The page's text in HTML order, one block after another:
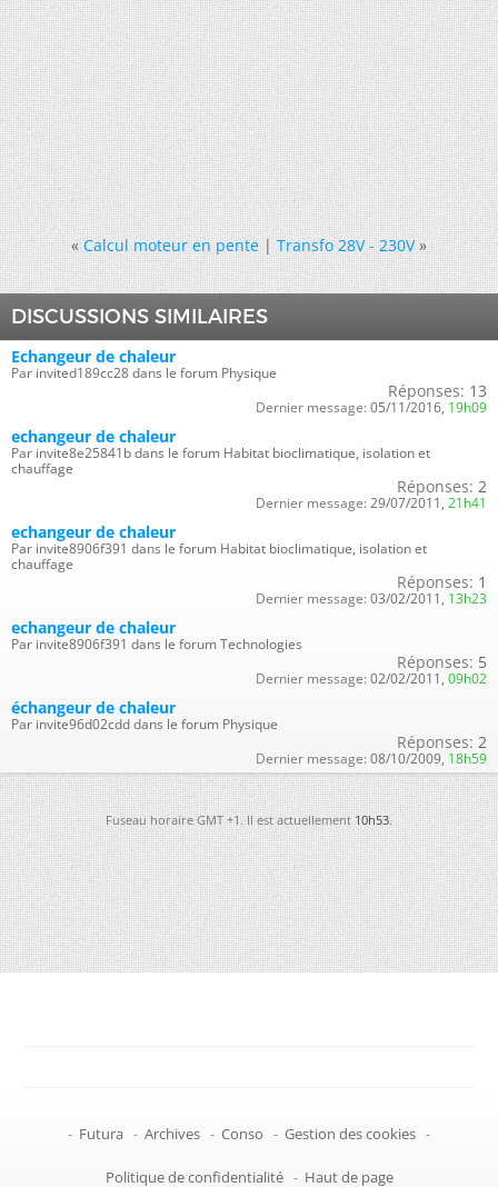
« Calcul moteur en pente|Transfo 28V - 230V »
DISCUSSIONS SIMILAIRES
Echangeur de chaleur
Par invited189cc28 dans le forum Physique
Réponses: 13
Dernier message: 05/11/2016, 19h09
echangeur de chaleur
Par invite8e25841b dans le forum Habitat bioclimatique, isolation et
chauffage
Réponses: 2
Dernier message: 29/07/2011, 21h41
echangeur de chaleur
Par invite8906f391 dans le forum Habitat bioclimatique, isolation et
chauffage
Réponses: 1
Dernier message: 03/02/2011, 13h23
echangeur de chaleur
Par invite8906f391 dans le forum Technologies
Réponses: 5
Dernier message: 02/02/2011, 09h02
échangeur de chaleur
Par invite96d02cdd dans le forum Physique
Réponses: 2
Dernier message: 08/10/2009, 18h59
Fuseau horaire GMT +1. Il est actuellement10h53.
- Futura - Archives - Conso - Gestion des cookies -
Politique de confidentialité - Haut de page